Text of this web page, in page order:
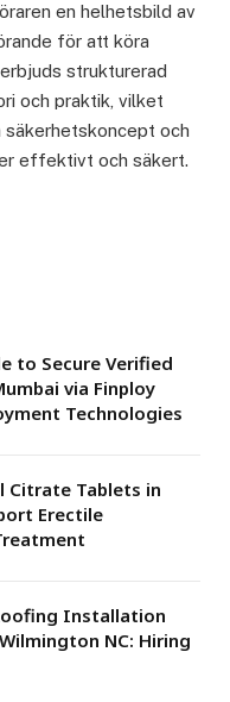
en helhetsbild av
för att köra
strukturerad
och praktik, vilket
och
effektivt och säkert.
to Secure Verified
via Finploy
Technologies
Citrate Tablets in
Erectile
Installation
NC: Hiring